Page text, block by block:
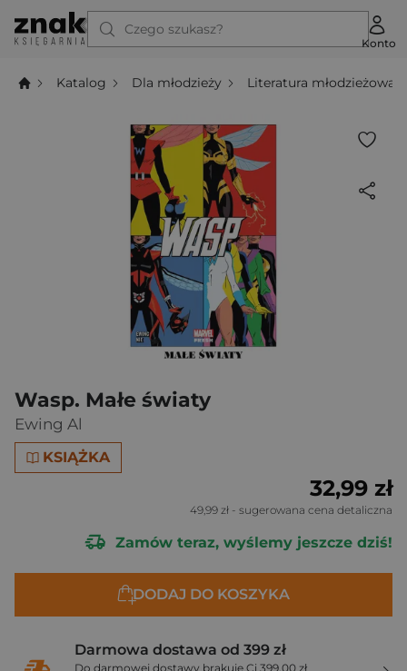
Czego szukasz?
Konto
Katalog Dla młodzieży Literatura młodzieżowa
Wasp. Małe światy
Ewing Al
KSIĄŻKA
32,99 zł
49,99 zł - sugerowana cena detaliczna
Zamów teraz, wyślemy jeszcze dziś!
DODAJ DO KOSZYKA
Darmowa dostawa od 399 zł
Do darmowej dostawy brakuje Ci 399,00 zł